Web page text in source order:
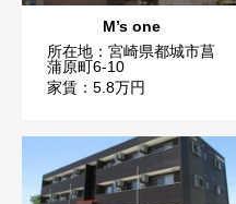
M’s one
所在地：宮崎県都城市菖
蒲原町6-10
家賃：5.8万円